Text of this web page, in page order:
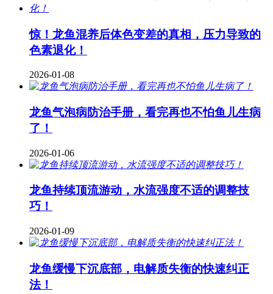
惊！龙鱼混养后体色变差的真相，压力导致的
色素退化！
2026-01-08
龙鱼气泡病防治手册，看完再也不怕鱼儿生病
了！
2026-01-06
龙鱼持续顶流游动，水流强度不适的调整技
巧！
2026-01-09
龙鱼缓慢下沉底部，电解质失衡的快速纠正
法！